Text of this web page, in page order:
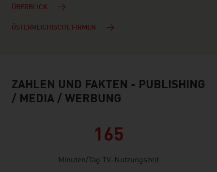
ÜBERBLICK
ÖSTERREICHISCHE FIRMEN
facts & figures
ZAHLEN UND FAKTEN - PUBLISHING
/ MEDIA / WERBUNG
165
Minuten/Tag TV-Nutzungszeit